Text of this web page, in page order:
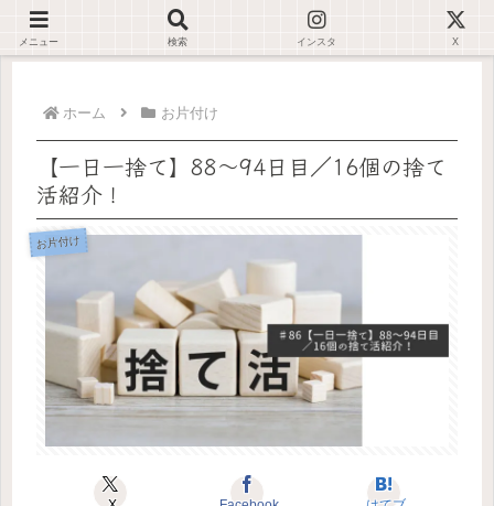
デジタルが苦手でも大丈夫🌿仕事が止まらない環境を一緒に整えます✊🏻
ホーム お片付け
【一日一捨て】88～94日目／16個の捨て
活紹介！
お片付け
メニュー 検索 インスタ X